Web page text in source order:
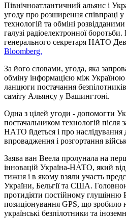
Північноатлантичний альянс і
угоду про розширення співпраці
технологій та обміні
галузі радіоелектронної
генерального секретаря НАТО
Bloomberg.
За його словами, угода, яка
обміну інформацією між
ланцюги постачання
саміту Альянсу у Вашингтоні.
Одна з цілей угоди - допомогти
постачальником технологій після
НАТО йдеться і про наслідування
впровадження і розгортання
Заява ван Веела пролунала на
інновацій Україна-НАТО, який
тижня і в якому взяли участь
України, Бельгії та США.
протидіяти постійному глушінню
позиціонування GPS, що зробило
українські безпілотники та